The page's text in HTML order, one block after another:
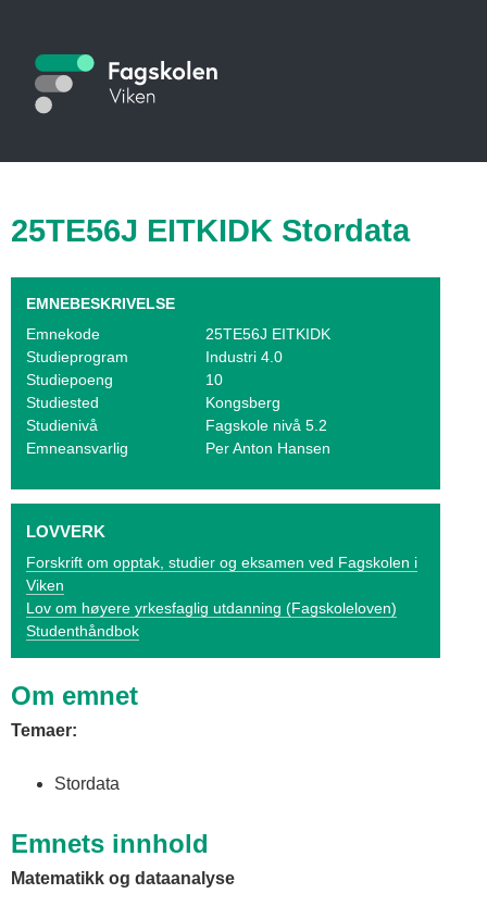
hovedinnhold
S
t
i
k
a
t
a
l
o
g
V
i
k
e
n
25TE56J EITKIDK Stordata
EMNEBESKRIVELSE
Emnekode
25TE56J EITKIDK
Studieprogram
Industri 4.0
Studiepoeng
10
Studiested
Kongsberg
Studienivå
Fagskole nivå 5.2
Emneansvarlig
Per Anton Hansen
LOVVERK
Forskrift om opptak, studier og eksamen ved Fagskolen i
Viken
Lov om høyere yrkesfaglig utdanning (Fagskoleloven)
Studenthåndbok
Om emnet
Temaer:
Stordata
Emnets innhold
Matematikk og dataanalyse